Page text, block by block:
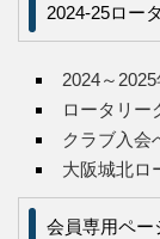
2024-25ロー
2024～
ロータリー
クラブ入会
大阪城北ロ
会員専用ペー